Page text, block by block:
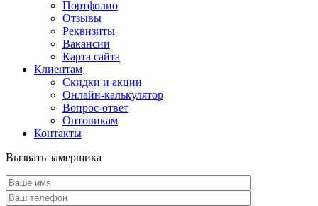
Портфолио
Отзывы
Реквизиты
Вакансии
Карта сайта
Клиентам
Скидки и акции
Онлайн-калькулятор
Вопрос-ответ
Оптовикам
Контакты
Вызвать замерщика